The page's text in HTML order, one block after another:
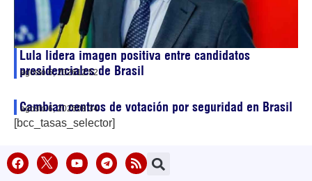
Lula lidera imagen positiva entre candidatos
presidenciales de Brasil
agosto 6, 202612:52
Cambian centros de votación por seguridad en Brasil
agosto 6, 202608:34
[bcc_tasas_selector]